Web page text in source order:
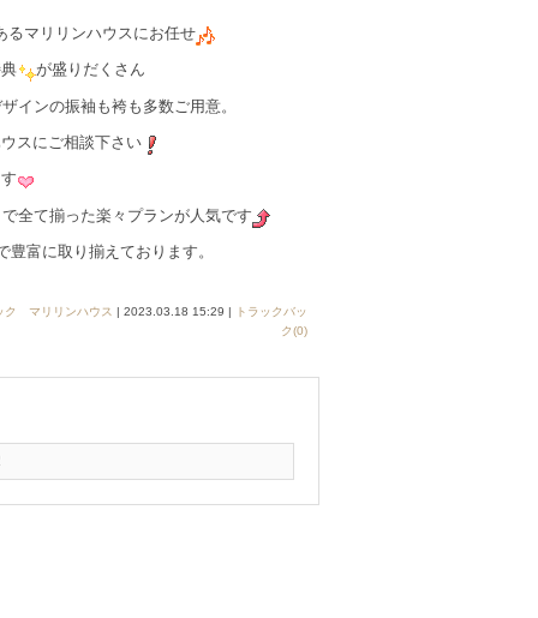
るマリリンハウスにお任せ
が盛りだくさん
インの振袖も袴も多数ご用意。
スにご相談下さい
全て揃った楽々プランが人気です
富に取り揃えております。
ク マリリンハウス | 2023.03.18 15:29 |
トラックバッ
ク(0)